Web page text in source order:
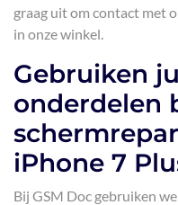
graag uit om contact met
in onze winkel.
Gebruiken
onderdelen
iPhone 7
Bij GSM Doc gebruiken